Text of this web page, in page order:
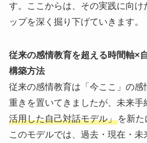
す。ここからは、その実践に向け
ップを深く掘り下げていきます。
従来の感情教育を超える時間軸×
構築方法
従来の感情教育は「今ここ」の感
重きを置いてきましたが、未来手
活用した自己対話モデル」を新た
このモデルでは、過去・現在・未